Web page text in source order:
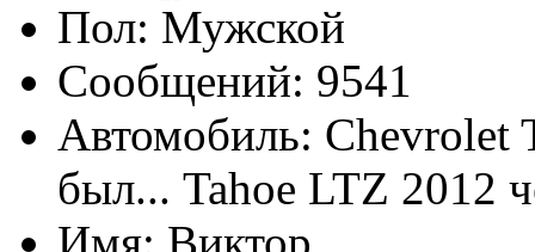
Пол:
Сообщений: 9541
Автомобиль: Chevrolet
был... Tahoe LTZ 2012